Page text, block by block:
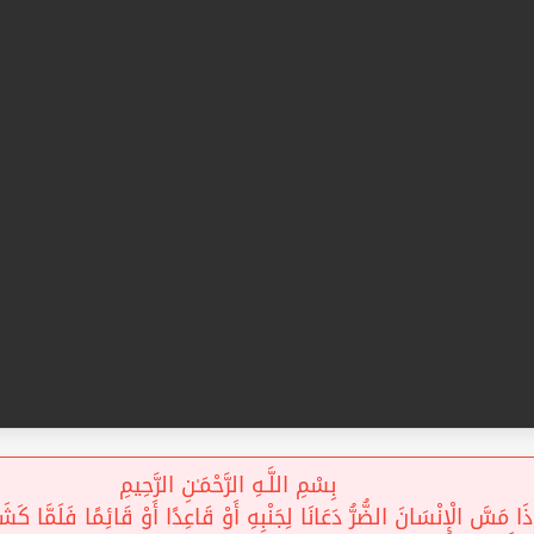
بِسْمِ اللَّـهِ الرَّحْمَـٰنِ الرَّحِيمِ
مَسَّ الْإِنْسَانَ الضُّرُّ دَعَانَا لِجَنْبِهِ أَوْ قَاعِدًا أَوْ قَائِمًا فَلَمَّا